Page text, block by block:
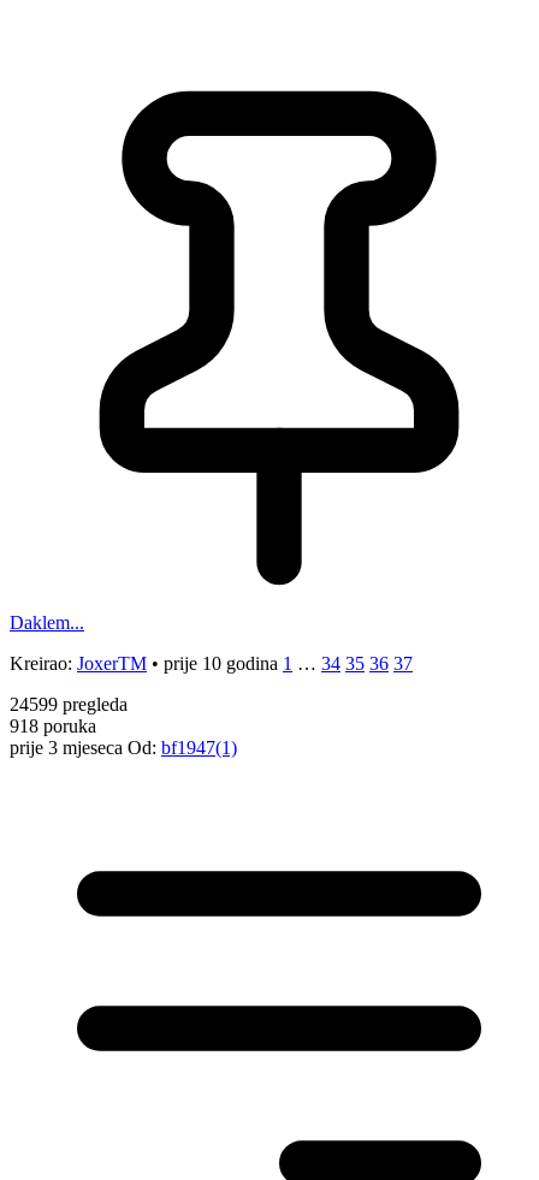
Daklem...
Kreirao: JoxerTM • prije 10 godina 1 … 34 35 36 37
24599 pregleda
918 poruka
prije 3 mjeseca Od: bf1947(1)